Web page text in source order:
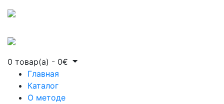
0 товар(а) - 0€
Главная
Каталог
О методе